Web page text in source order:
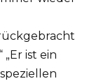
„Er ist ein